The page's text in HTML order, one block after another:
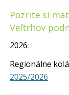
Pozrite si
Veľtrhov
2026:
Regionálne
2025/2026